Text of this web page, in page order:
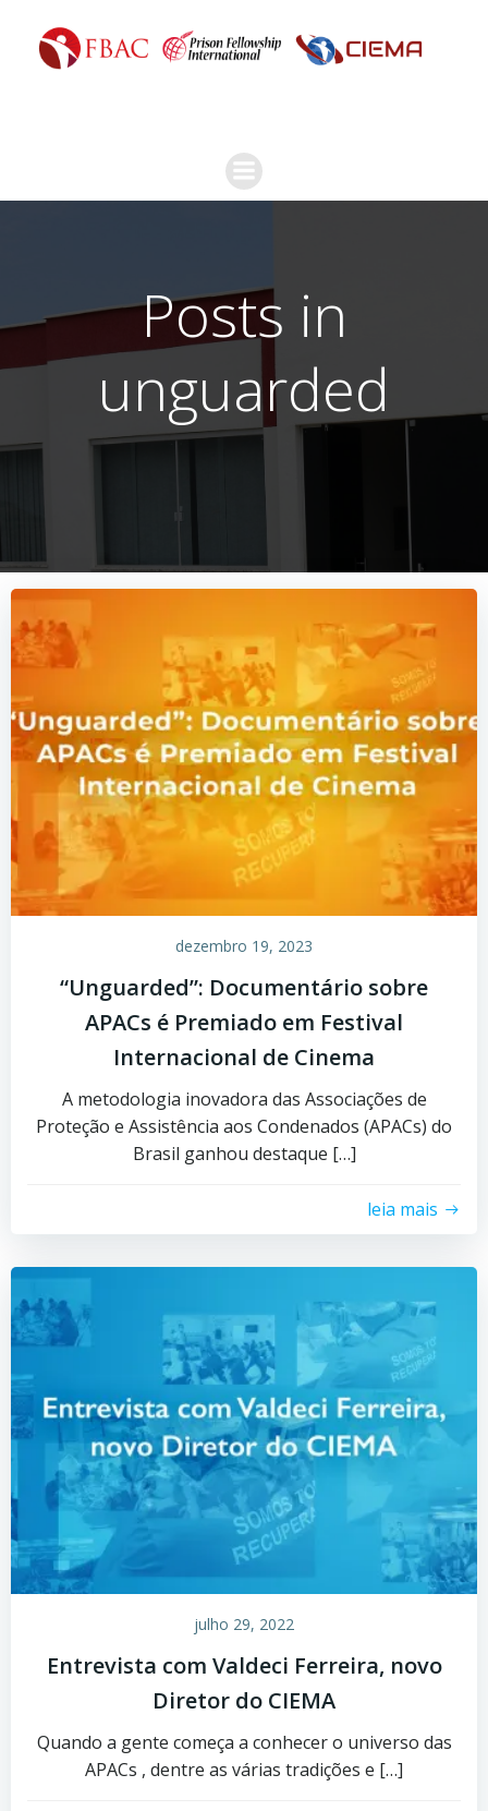
Posts in
unguarded
dezembro 19, 2023
“Unguarded”: Documentário sobre
APACs é Premiado em Festival
Internacional de Cinema
A metodologia inovadora das Associações de
Proteção e Assistência aos Condenados (APACs) do
Brasil ganhou destaque […]
leia mais
julho 29, 2022
Entrevista com Valdeci Ferreira, novo
Diretor do CIEMA
Quando a gente começa a conhecer o universo das
APACs , dentre as várias tradições e […]